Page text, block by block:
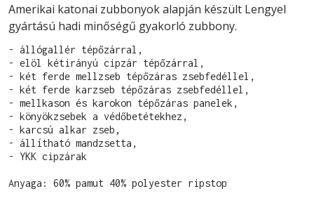
Amerikai katonai zubbonyok alapján készült Lengyel
gyártású hadi minőségű gyakorló zubbony.
- állógallér tépőzárral,
- elöl kétirányú cipzár tépőzárral,
- két ferde mellzseb tépőzáras zsebfedéllel,
- két ferde karzseb tépőzáras zsebfedéllel,
- mellkason és karokon tépőzáras panelek,
- könyökzsebek a védőbetétekhez,
- karcsú alkar zseb,
- állítható mandzsetta,
- YKK cipzárak
Anyaga: 60% pamut 40% polyester ripstop